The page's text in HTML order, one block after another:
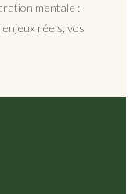
mentale :
réels, vos